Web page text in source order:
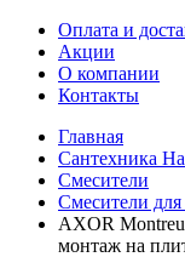
Оплата и
Акции
О компании
Контакты
Главная
Сантехника
Смесители
Смесители
AXOR
монтаж на